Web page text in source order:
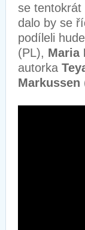
se tentokrát
dalo by se
podíleli
(PL), Maria
autorka
Markussen